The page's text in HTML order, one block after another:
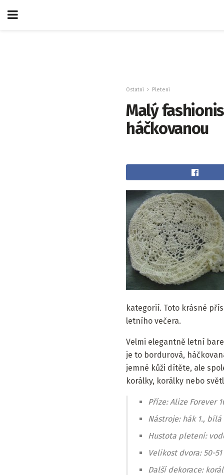
Ostatní Pletení
Malý
háčkovanou
kategorií. Toto krásné
letního večera.
Velmi elegantně letní
je to bordurová,
jemné kůži dítěte, ale
korálky, korálky nebo
Příze: Alize Forever
Nástroje: hák 1.,
Hustota pletení:
Velikost dvora: 50-51
Další dekorace: